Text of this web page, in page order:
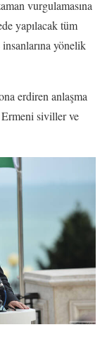
vurgulamasına
yapılacak tüm
yönelik
erdiren anlaşma
siviller ve